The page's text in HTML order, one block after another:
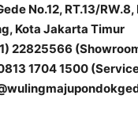
No.12, RT.13/
Kota Jakarta Timur
22825566
1704 1500